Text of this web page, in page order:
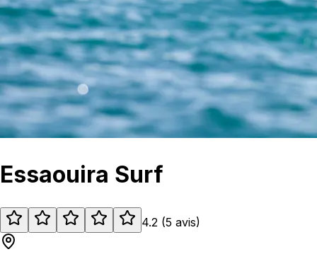
Essaouira Surf
4.2 (5 avis)